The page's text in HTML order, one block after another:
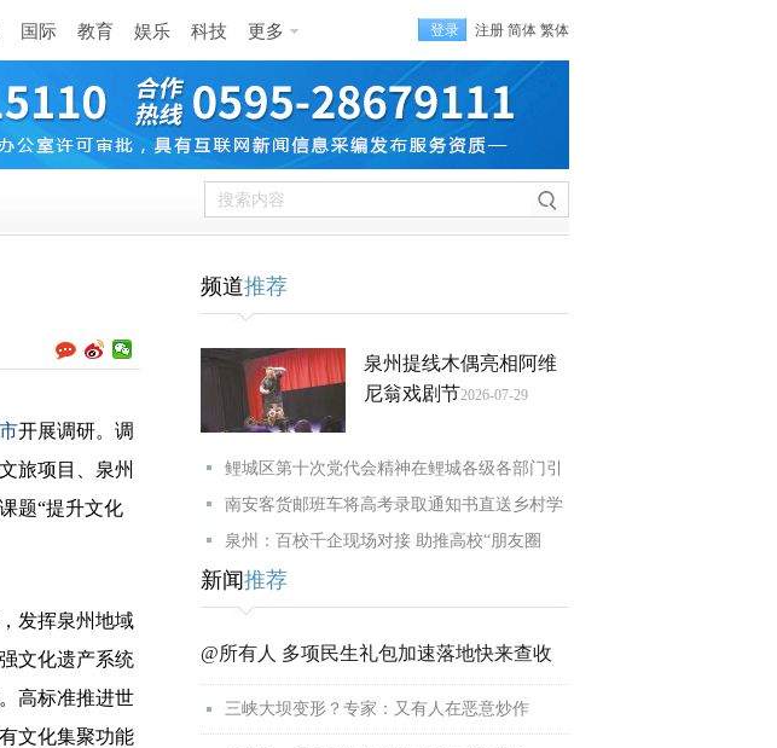
国际 教育 娱乐 科技 更多 登录 注册 简体 繁体
开展调研。调
旅项目、泉州
题“提升文化
发挥泉州地域
文化遗产系统
高标准推进世
文化集聚功能
频道推荐
泉州提线木偶亮相阿维
尼翁戏剧节2026-07-29
鲤城区第十次党代会精神在鲤城各级各部门引
南安客货邮班车将高考录取通知书直送乡村学
泉州：百校千企现场对接 助推高校“朋友圈
新闻推荐
@所有人 多项民生礼包加速落地快来查收
三峡大坝变形？专家：又有人在恶意炒作